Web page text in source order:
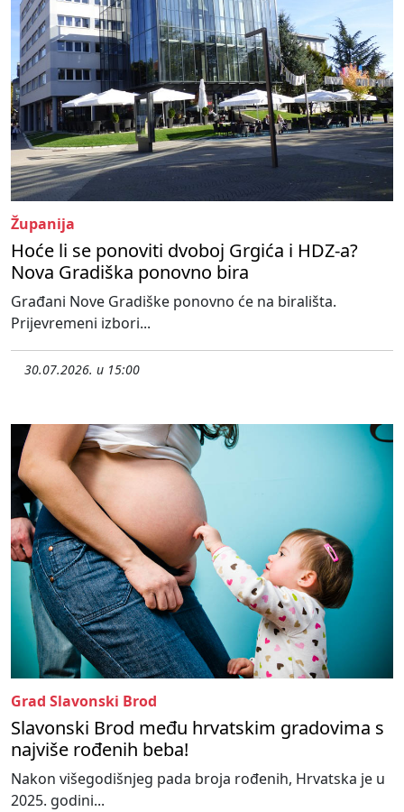
Županija
Hoće li se ponoviti dvoboj Grgića i HDZ-a?
Nova Gradiška ponovno bira
Građani Nove Gradiške ponovno će na birališta.
Prijevremeni izbori...
30.07.2026. u 15:00
Grad Slavonski Brod
Slavonski Brod među hrvatskim gradovima s
najviše rođenih beba!
Nakon višegodišnjeg pada broja rođenih, Hrvatska je u
2025. godini...